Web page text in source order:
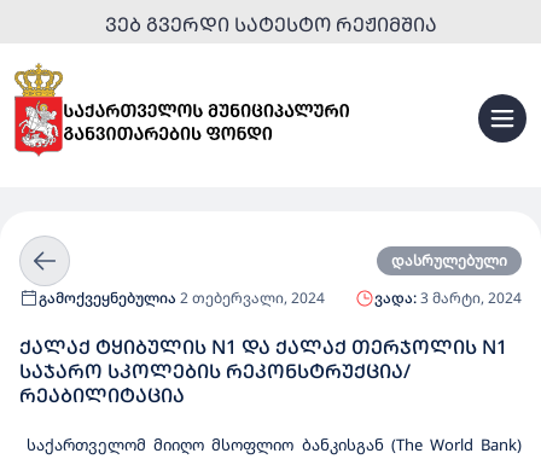
ᲕᲔᲑ ᲒᲕᲔᲠᲓᲘ ᲡᲐᲢᲔᲡᲢᲝ ᲠᲔᲟᲘᲛᲨᲘᲐ
დასრულებული
გამოქვეყნებულია 2 თებერვალი, 2024 ვადა:3 მარტი, 2024
ᲥᲐᲚᲐᲥ ᲢᲧᲘᲑᲣᲚᲘᲡ N1 ᲓᲐ ᲥᲐᲚᲐᲥ ᲗᲔᲠᲯᲝᲚᲘᲡ N1
ᲡᲐᲯᲐᲠᲝ ᲡᲙᲝᲚᲔᲑᲘᲡ ᲠᲔᲙᲝᲜᲡᲢᲠᲣᲥᲪᲘᲐ/
ᲠᲔᲐᲑᲘᲚᲘᲢᲐᲪᲘᲐ
საქართველომ მიიღო მსოფლიო ბანკისგან(The World Bank)